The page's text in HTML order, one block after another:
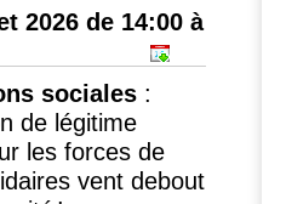
2026 de 14:00 à
sociales:
de légitime
les forces de
vent debout